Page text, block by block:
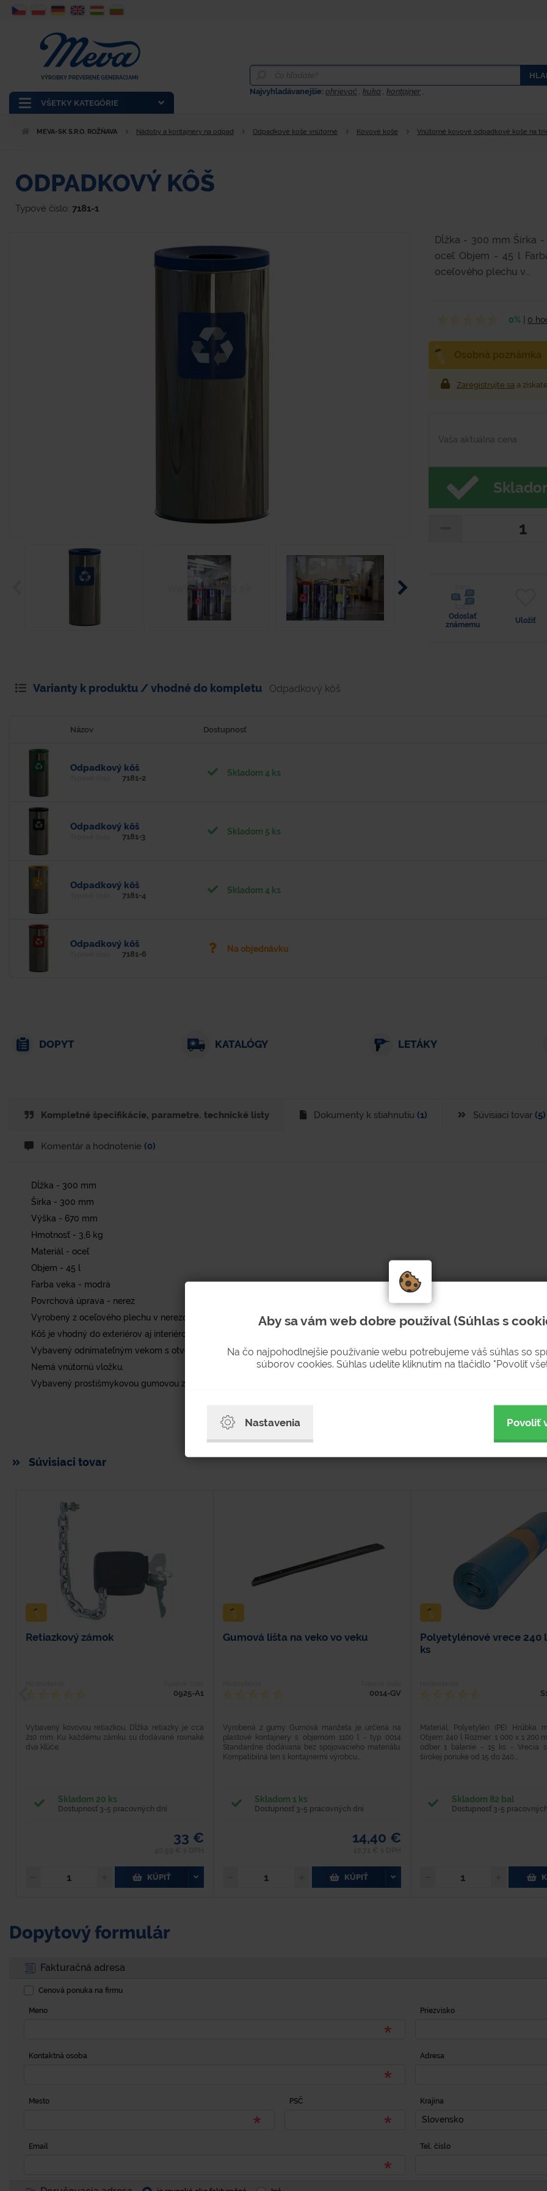
VŠETKY KATEGÓRIE
VÝROBKY PREVERENÉ GENERÁCIAMI
Najvyhladávanejšie:ohrievač ,kuka ,kontajner ,
MEVA-SK S.R.O. ROŽŇAVA Nádoby a kontajnery na odpad Odpadkové koše vnútorné Kovové koše Vnútorné kovové odpadkové koše na
ODPADKOVÝ KÔŠ
Typové číslo: 7181-1
Dĺžka - 300 mm Šírka
oceľ Objem - 45 l
oceľového plechu v...
0% 0
Zaregistrujte sa a
Vaša aktuálna cena
Odoslať
známemu
Uložiť
Varianty k produktu / vhodné do kompletu Odpadkový kôš
Názov Dostupnosť
Odpadkový kôš
7181-2
Skladom 4 ks
Odpadkový kôš
7181-3
Skladom 5 ks
Odpadkový kôš
7181-4
Skladom 4 ks
Odpadkový kôš
7181-6
Na objednávku
DOPYT KATALÓGY LETÁKY
Kompletné špecifikácie, parametre. technické listy Dokumenty k stiahnutiu (1) Súvisiaci tovar (5)
Komentár a hodnotenie (0)
Dĺžka - 300 mm
Šírka - 300 mm
Výška - 670 mm
Hmotnosť - 3,6 kg
Materiál - oceľ
Objem - 45 l
Farba veka - modrá
Povrchová úprava - nerez
Vyrobený z oceľového plechu v nerezovom prevedení.
Kôš je vhodný do exteriérov aj interiérov.
Vybavený odnímateľným vekom s otvorom na vhadzovanie odpadu.
Nemá vnútornú vložku.
Vybavený prostišmykovou gumovou základňou.
Súvisiaci tovar
Retiazkový zámok
0925-A1
Vybavený kovovou retiazkou. Dĺžka retiazky je cca
210 mm. Ku každému zámku sú dodávané rovnaké
dva kľúče.
Skladom 20 ks
Dostupnosť 3-5 pracovných dní
33 €
KÚPIŤ
Gumová lišta na veko vo veku
0014-GV
Vyrobená z gumy Gumová manžeta je určená na
plastové kontajnery s objemom 1100 l - typ 0014
Štandardne dodávaná bez spojovacieho materiálu.
Kompatibilná len s kontajnermi výrobcu...
Skladom 1 ks
Dostupnosť 3-5 pracovných dní
14,40 €
KÚPIŤ
Polyetylénové vrece 240
ks
Materiál: Polyetylén (PE) Hrúbka
Objem: 240 l Rozmer: 1 000 x 1 200
odber 1 balenie - 15 ks - Vrecia
širokej ponuke od 15 do 240...
Skladom 82 bal
Dostupnosť 3-5
Dopytový formulár
Fakturačná adresa
Cenová ponuka na firmu
Meno Priezvisko
Kontaktná osoba Adresa
Mesto PSČ Krajina
Slovensko
Email Tel. číslo
Aby sa vám web dobre používal (Súhlas s
Na čo najpohodlnejšie používanie webu potrebujeme váš súhlas so
súborov cookies. Súhlas udelíte kliknutím na tlačidlo "Povoliť
Nastavenia Povoliť